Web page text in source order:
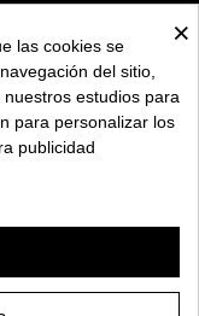
×
las cookies se
del sitio,
estudios para
para personalizar los
publicidad